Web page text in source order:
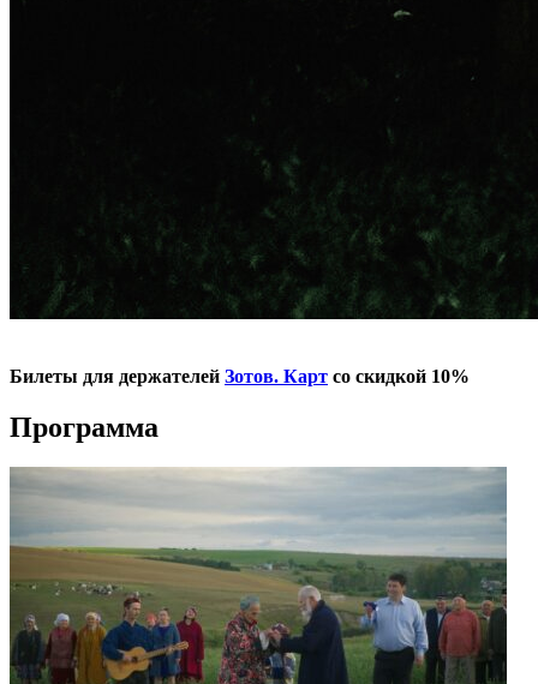
Билеты для держателей Зотов. Карт со скидкой 10%
Программа